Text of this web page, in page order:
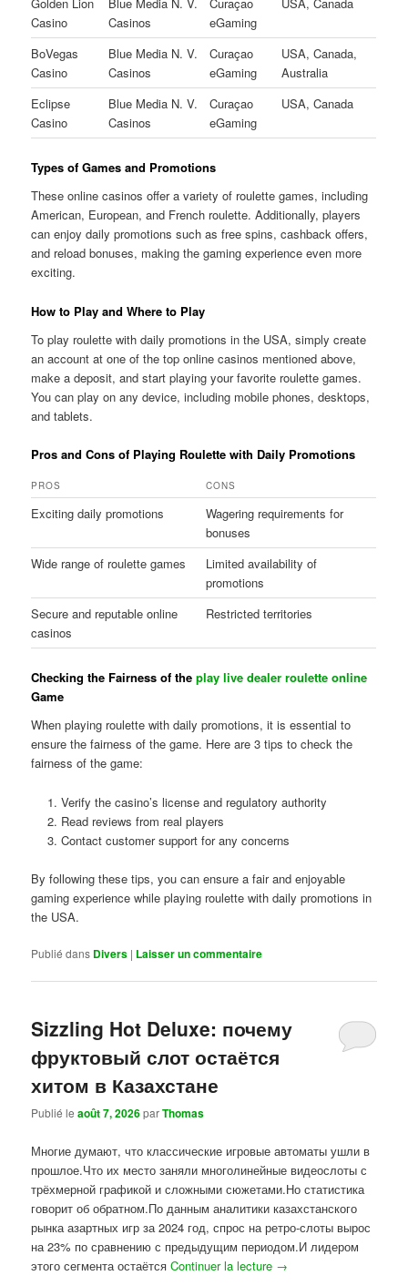
Casino
Casinos
eGaming
BoVegas
Casino
Blue Media N. V.
Casinos
Curaçao
eGaming
USA, Canada,
Australia
Eclipse
Casino
Blue Media N. V.
Casinos
Curaçao
eGaming
USA, Canada
Types of Games and Promotions
These online casinos offer a variety of roulette games, including
American, European, and French roulette. Additionally, players
can enjoy daily promotions such as free spins, cashback offers,
and reload bonuses, making the gaming experience even more
exciting.
How to Play and Where to Play
To play roulette with daily promotions in the USA, simply create
an account at one of the top online casinos mentioned above,
make a deposit, and start playing your favorite roulette games.
You can play on any device, including mobile phones, desktops,
and tablets.
Pros and Cons of Playing Roulette with Daily Promotions
PROS CONS
Exciting daily promotions
Wagering requirements for
bonuses
Wide range of roulette games
Limited availability of
promotions
Secure and reputable online
casinos
Restricted territories
Checking the Fairness of theplay live dealer roulette online
Game
When playing roulette with daily promotions, it is essential to
ensure the fairness of the game. Here are 3 tips to check the
fairness of the game:
Verify the casino’s license and regulatory authority
Read reviews from real players
Contact customer support for any concerns
By following these tips, you can ensure a fair and enjoyable
gaming experience while playing roulette with daily promotions in
the USA.
Publié dans Divers | Laisser un commentaire
Sizzling Hot Deluxe: почему
фруктовый слот остаётся
хитом в Казахстане
Publié leaoût 7, 2026parThomas
Многие думают, что классические игровые автоматы ушли в
прошлое.Что их место заняли многолинейные видеослоты с
трёхмерной графикой и сложными сюжетами.Но статистика
говорит об обратном.По данным аналитики казахстанского
рынка азартных игр за 2024 год, спрос на ретро-слоты вырос
на 23% по сравнению с предыдущим периодом.И лидером
этого сегмента остаётсяContinuer la lecture →